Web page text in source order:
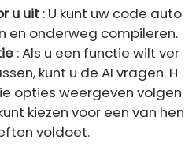
u uit : U kunt uw code auto
en onderweg compileren.
: Als u een functie wilt ver
kunt u de AI vragen. H
opties weergeven volgen
kiezen voor een van hen
voldoet.